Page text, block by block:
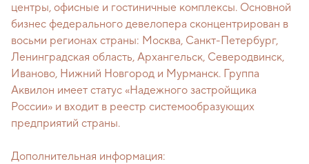
центры, офисные и гостиничные комплексы. Основной
бизнес федерального девелопера сконцентрирован в
восьми регионах страны: Москва, Санкт-Петербург,
Ленинградская область, Архангельск, Северодвинск,
Иваново, Нижний Новгород и Мурманск. Группа
Аквилон имеет статус «Надежного застройщика
России» и входит в реестр системообразующих
предприятий страны.
Дополнительная информация: